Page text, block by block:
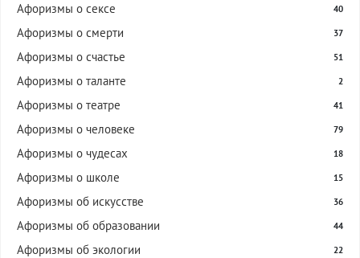
Афоризмы о сексе 40
Афоризмы о смерти 37
Афоризмы о счастье 51
Афоризмы о таланте 2
Афоризмы о театре 41
Афоризмы о человеке 79
Афоризмы о чудесах 18
Афоризмы о школе 15
Афоризмы об искусстве 36
Афоризмы об образовании 44
Афоризмы об экологии 22